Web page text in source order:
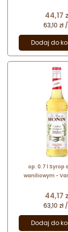
Le Sirop de
butelka
Cena
44,17
63,10 zł
Dodaj do
op. 0.7 l Syrop
waniliowym -
szklana
Cena
44,17
63,10 zł
Dodaj do